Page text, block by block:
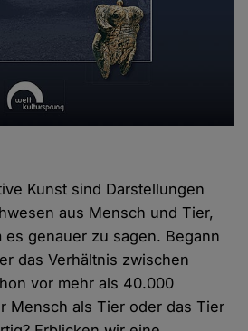
Kunst sind Darstellungen
aus Mensch und Tier,
es genauer zu sagen. Begann
das Verhältnis zwischen
vor mehr als 40.000
Mensch als Tier oder das Tier